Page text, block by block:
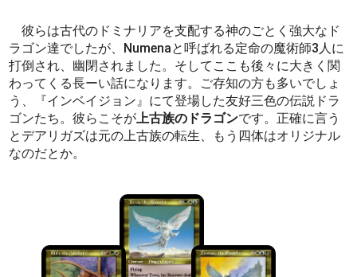
彼らは古代のドミナリアを支配する神のごとく強大なド
ラゴン達でしたが、Numenaと呼ばれる定命の魔術師3人に
打倒され、幽閉されました。そしてここも後々に大きく関
わってくる長ーい話になります。ご存知の方も多いでしょ
う、『インベイジョン』にて登場した友好三色の伝説ドラ
ゴンたち。彼らこそが上古族のドラゴンです。正確に言う
とデアリガズは元の上古族の転生、もう四体はオリジナル
なのだとか。